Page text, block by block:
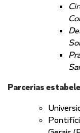
Parcerias